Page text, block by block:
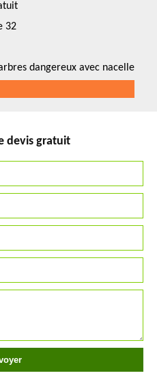
32
dangereux avec nacelle
devis gratuit